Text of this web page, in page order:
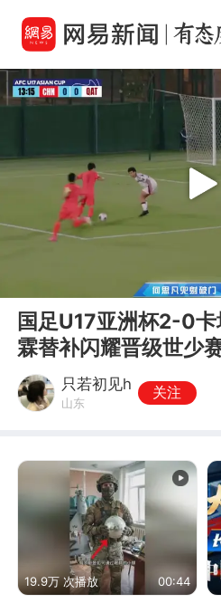
国足U17亚洲杯2-0
霖替补闪耀晋级世少
只若初见h
山东
关注
19.9万 次播放 00:44